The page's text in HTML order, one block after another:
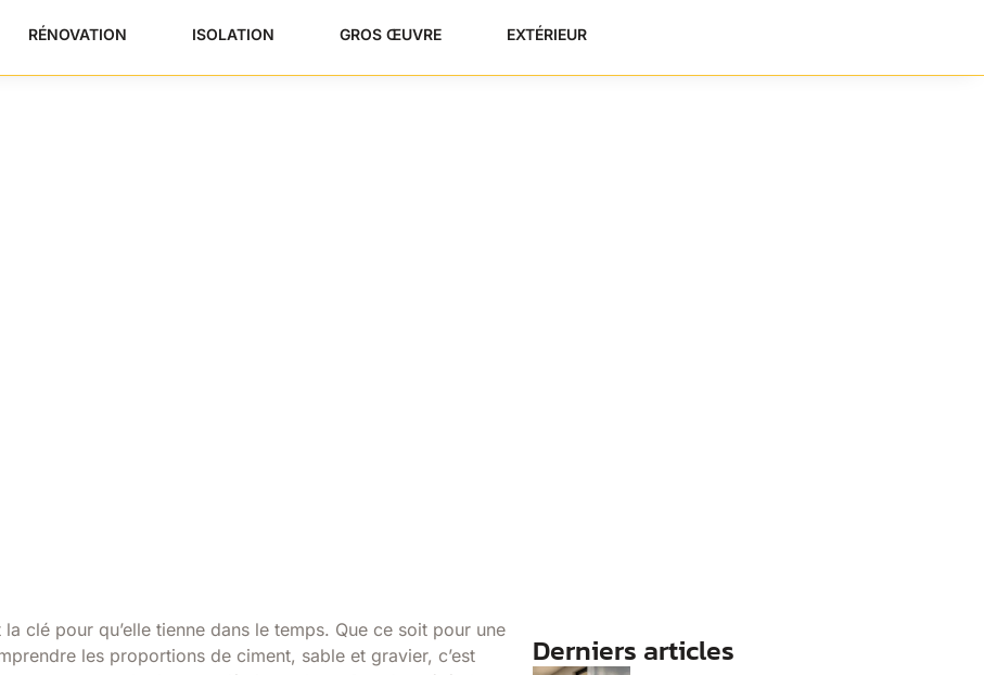
RÉNOVATION ISOLATION GROS ŒUVRE EXTÉRIEUR
clé pour qu’elle tienne dans le temps. Que ce soit pour une
les proportions de ciment, sable et gravier, c’est
Derniers articles